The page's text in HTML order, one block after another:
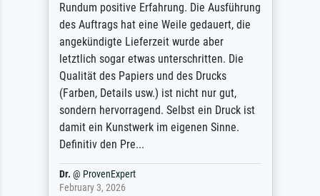
Rundum positive Erfahrung. Die Ausführung
des Auftrags hat eine Weile gedauert, die
angekündigte Lieferzeit wurde aber
letztlich sogar etwas unterschritten. Die
Qualität des Papiers und des Drucks
(Farben, Details usw.) ist nicht nur gut,
sondern hervorragend. Selbst ein Druck ist
damit ein Kunstwerk im eigenen Sinne.
Definitiv den Pre...
Dr. @ ProvenExpert
February 3, 2026